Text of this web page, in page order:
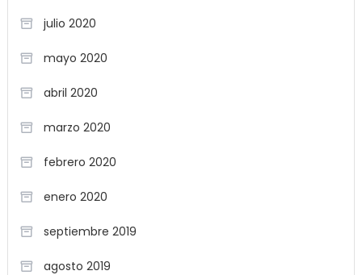
julio 2020
mayo 2020
abril 2020
marzo 2020
febrero 2020
enero 2020
septiembre 2019
agosto 2019